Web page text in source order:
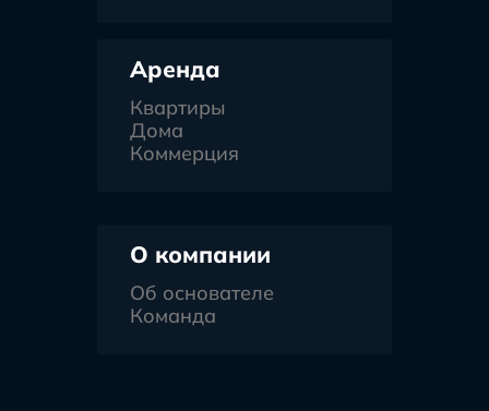
Аренда
Квартиры
Дома
Коммерция
О компании
Об основателе
Команда